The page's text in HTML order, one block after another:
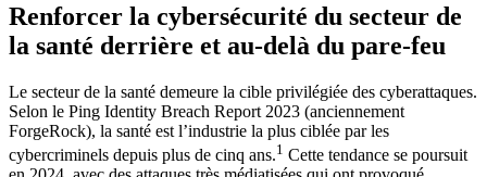
Renforcer la cybersécurité du secteur de
la santé derrière et au-delà du pare-feu
Le secteur de la santé demeure la cible privilégiée des cyberattaques.
Selon le Ping Identity Breach Report 2023 (anciennement
ForgeRock), la santé est l’industrie la plus ciblée par les
cybercriminels depuis plus de cinq ans.1 Cette tendance se poursuit